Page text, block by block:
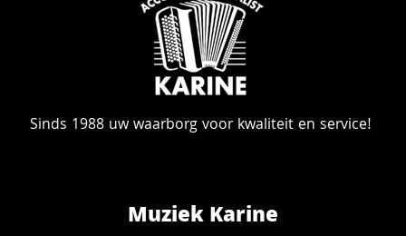
Sinds 1988 uw waarborg voor kwaliteit en service!
Muziek Karine